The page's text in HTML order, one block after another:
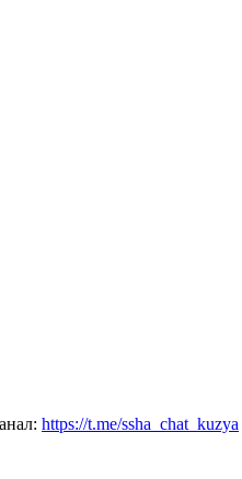
https://t.me/ssha_chat_kuzya